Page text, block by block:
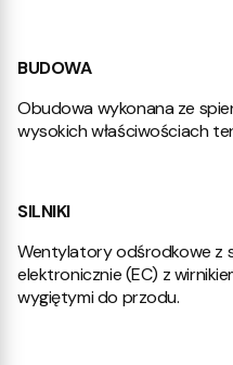
BUDOWA
Obudowa wykonana ze
wysokich właściwościach
SILNIKI
Wentylatory odśrodkowe z
elektronicznie (EC) z
wygiętymi do przodu.